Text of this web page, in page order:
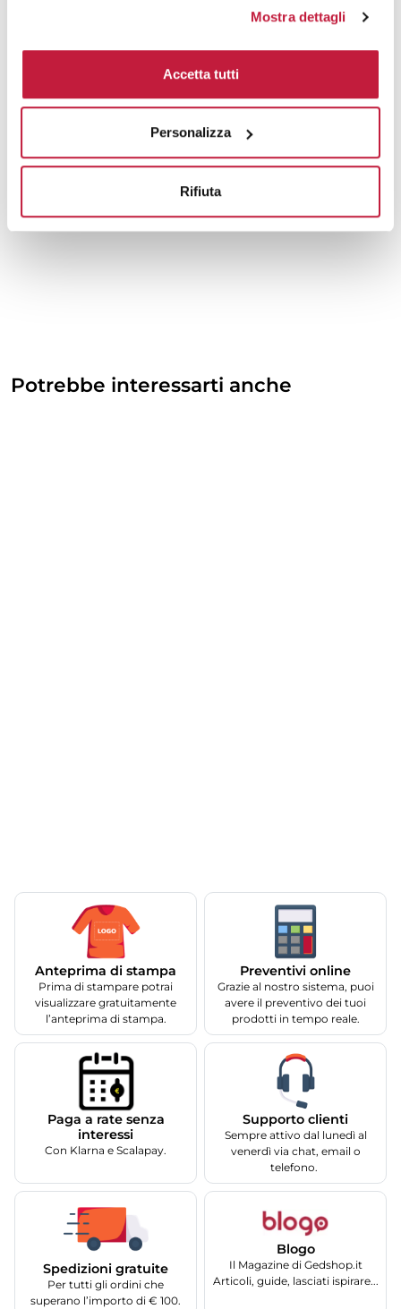
Mostra dettagli
Accetta tutti
Personalizza
Rifiuta
Potrebbe interessarti anche
Anteprima di stampa
Prima di stampare potrai
visualizzare gratuitamente
l’anteprima di stampa.
Preventivi online
Grazie al nostro sistema, puoi
avere il preventivo dei tuoi
prodotti in tempo reale.
Paga a rate senza
interessi
Con Klarna e Scalapay.
Supporto clienti
Sempre attivo dal lunedì al
venerdì via chat, email o
telefono.
Spedizioni gratuite
Per tutti gli ordini che
superano l’importo di € 100.
Blogo
Il Magazine di Gedshop.it
Articoli, guide, lasciati ispirare...